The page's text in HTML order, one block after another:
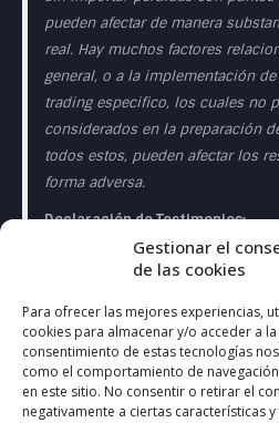
Gestionar el
de las cookies
Para ofrecer las mejores experiencias,
cookies para almacenar y/o acceder a
consentimiento de estas tecnologías
como el comportamiento de
en este sitio. No consentir o retirar el
negativamente a ciertas características
pueden afectar de manera
real. Hay muchos factores
general, o a la implementación
trading especifico, los cuales no
considerados en la preparación
todos estos, pueden afectar los
forma adversa.
Declaración de Testimonios:
Los testimonios que aparecen en
garantía de rendimiento o éxito
Declaración de la Sala de
Esta presentación sólo tiene
opiniones expresadas son las del